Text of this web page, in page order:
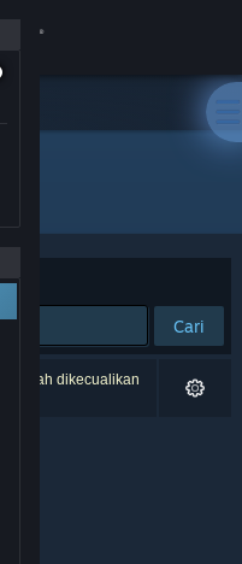
Cari
telah dikecualikan